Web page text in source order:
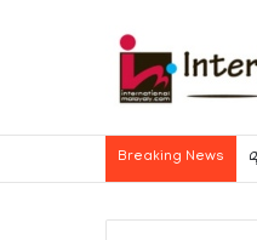
Breaking News